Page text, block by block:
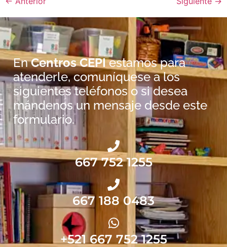
EnCentros CEPIestamos para
atenderle, comuníquese a los
siguientes teléfonos o si desea
mándenos un mensaje desde este
formulario.
667 752 1255
667 188 0483
+521 667 752 1255